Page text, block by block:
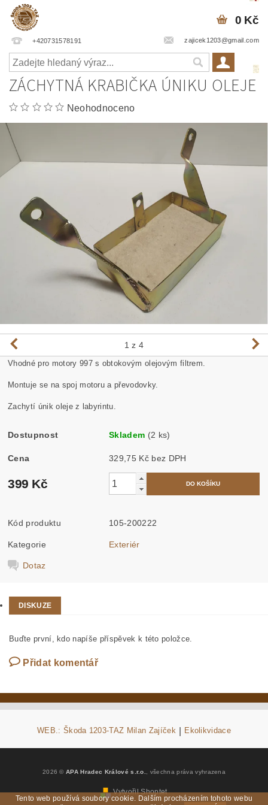
+420731578191 zajicek1203@gmail.com
0 Kč
ZÁCHYTNÁ KRABIČKA ÚNIKU OLEJE
Neohodnoceno
1 z 4
Vhodné pro motory 997 s obtokovým olejovým filtrem.
Montuje se na spoj motoru a převodovky.
Zachytí únik oleje z labyrintu.
Dostupnost Skladem (2 ks)
Cena 329,75 Kč bez DPH
399 Kč
Kód produktu 105-200222
Kategorie Exteriér
Dotaz
DISKUZE
Buďte první, kdo napíše příspěvek k této položce.
Přidat komentář
WEB.: Škoda 1203-TAZ Milan Zajíček Ekolikvidace
2026 ©APA Hradec Králové s.r.o. , všechna práva vyhrazena
Vytvořil Shoptet
Tento web používá soubory cookie. Dalším procházením tohoto webu